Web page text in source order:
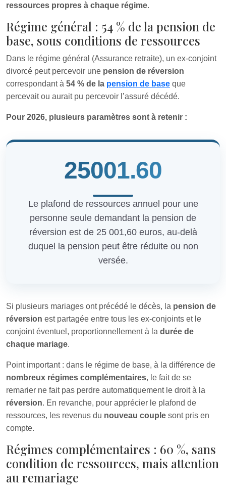
ressources propres à chaque régime.
Régime général : 54 % de la pension de
base, sous conditions de ressources
Dans le régime général (Assurance retraite), un ex-conjoint
divorcé peut percevoir une pension de réversion
correspondant à 54 % de la pension de base que
percevait ou aurait pu percevoir l’assuré décédé.
Pour 2026, plusieurs paramètres sont à retenir :
25001.60
Le plafond de ressources annuel pour une
personne seule demandant la pension de
réversion est de 25 001,60 euros, au-delà
duquel la pension peut être réduite ou non
versée.
Si plusieurs mariages ont précédé le décès, la pension de
réversion est partagée entre tous les ex-conjoints et le
conjoint éventuel, proportionnellement à la durée de
chaque mariage.
Point important : dans le régime de base, à la différence de
nombreux régimes complémentaires, le fait de se
remarier ne fait pas perdre automatiquement le droit à la
réversion. En revanche, pour apprécier le plafond de
ressources, les revenus du nouveau couple sont pris en
compte.
Régimes complémentaires : 60 %, sans
condition de ressources, mais attention
au remariage